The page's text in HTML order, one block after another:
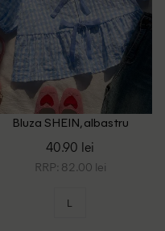
Bluza SHEIN, albastru
40.90 lei
RRP: 82.00 lei
L